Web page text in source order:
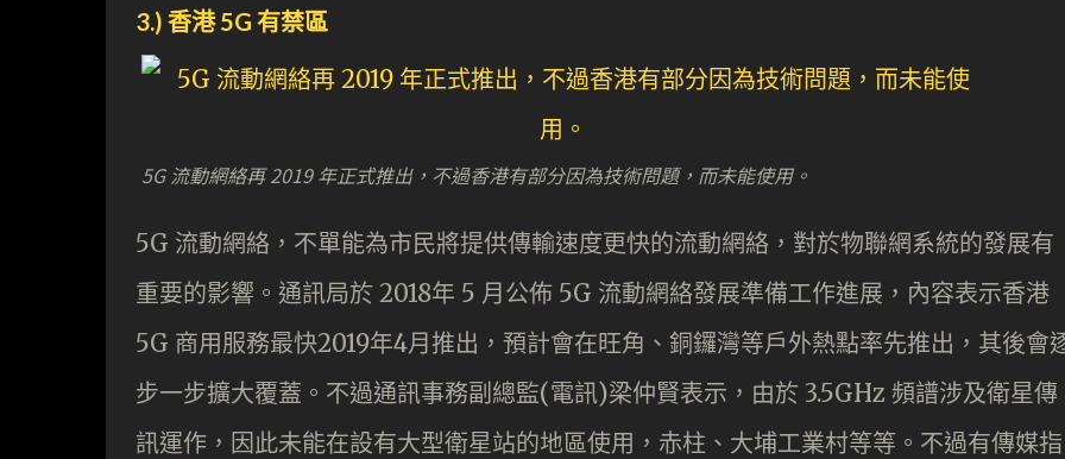
3.) 香港 5G 有禁區
5G 流動網絡再 2019 年正式推出，不過香港有部分因為技術問題，而未能使用。
5G 流動網絡，不單能為市民將提供傳輸速度更快的流動網絡，對於物聯網系統的發展有
重要的影響。通訊局於 2018年 5 月公佈 5G 流動網絡發展準備工作進展，內容表示香港
5G 商用服務最快2019年4月推出，預計會在旺角、銅鑼灣等戶外熱點率先推出，其後會
步一步擴大覆蓋。不過通訊事務副總監(電訊)梁仲賢表示，由於 3.5GHz 頻譜涉及衛星傳
訊運作，因此未能在設有大型衛星站的地區使用，赤柱、大埔工業村等等。不過有傳媒指